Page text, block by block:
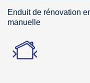
Enduit de rénovation
manuelle